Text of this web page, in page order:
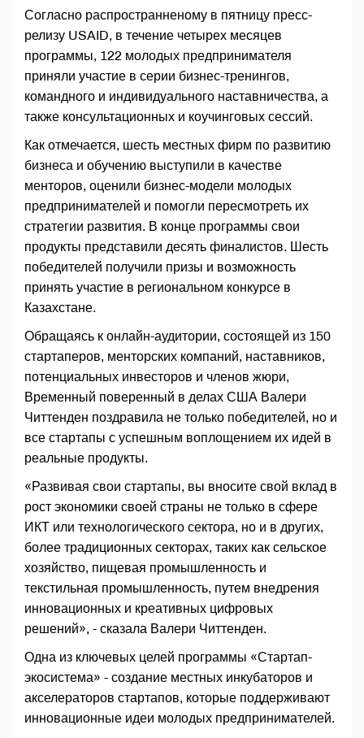
Согласно распространненому в пятницу пресс-
релизу USAID, в течение четырех месяцев
программы, 122 молодых предпринимателя
приняли участие в серии бизнес-тренингов,
командного и индивидуального наставничества, а
также консультационных и коучинговых сессий.
Как отмечается, шесть местных фирм по развитию
бизнеса и обучению выступили в качестве
менторов, оценили бизнес-модели молодых
предпринимателей и помогли пересмотреть их
стратегии развития. В конце программы свои
продукты представили десять финалистов. Шесть
победителей получили призы и возможность
принять участие в региональном конкурсе в
Казахстане.
Обращаясь к онлайн-аудитории, состоящей из 150
стартаперов, менторских компаний, наставников,
потенциальных инвесторов и членов жюри,
Временный поверенный в делах США Валери
Читтенден поздравила не только победителей, но и
все стартапы с успешным воплощением их идей в
реальные продукты.
«Развивая свои стартапы, вы вносите свой вклад в
рост экономики своей страны не только в сфере
ИКТ или технологического сектора, но и в других,
более традиционных секторах, таких как сельское
хозяйство, пищевая промышленность и
текстильная промышленность, путем внедрения
инновационных и креативных цифровых
решений», - сказала Валери Читтенден.
Одна из ключевых целей программы «Стартап-
экосистема» - создание местных инкубаторов и
акселераторов стартапов, которые поддерживают
инновационные идеи молодых предпринимателей.